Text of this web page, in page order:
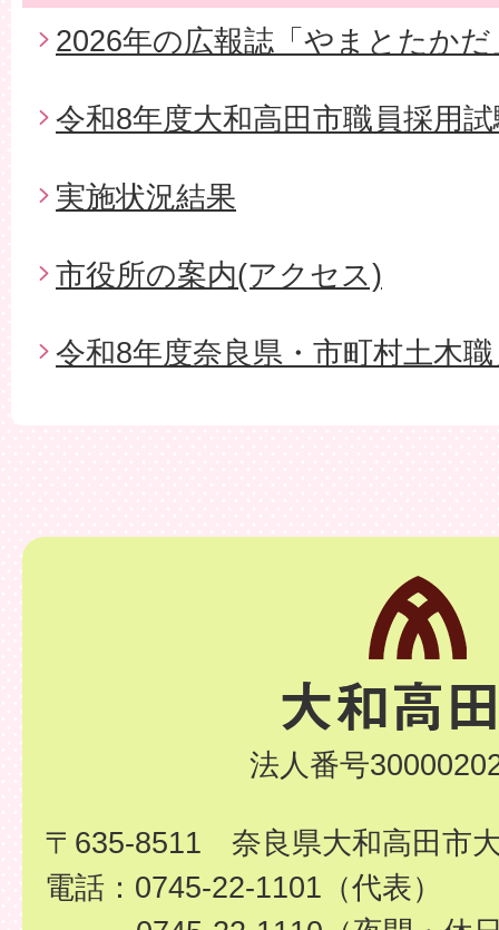
2026年の広報誌「やまとたかだ
令和8年度大和高田市職員採用
実施状況結果
市役所の案内(アクセス)
令和8年度奈良県・市町村土木
法人番号
〒635-8511 奈良県大和高田市
電話：0745-22-1101（代表）